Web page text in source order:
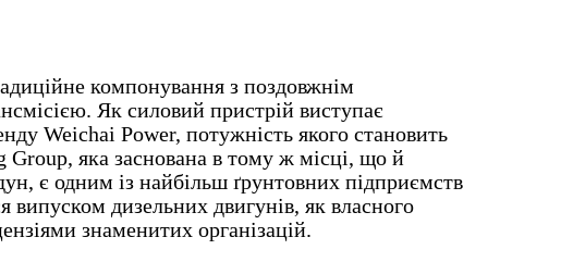
компонування з поздовжнім
Як силовий пристрій виступає
Weichai Power, потужність якого становить
яка заснована в тому ж місці, що й
є одним із найбільш ґрунтовних підприємств
дизельних двигунів, як власного
знаменитих організацій.